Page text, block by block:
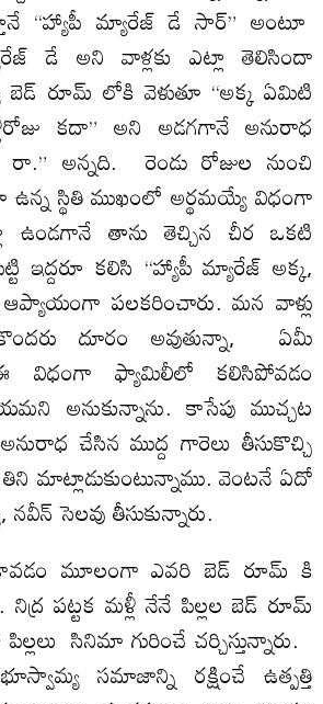
“హ్యాపీ మ్యారేజ్ డే సార్” అంటూ
డే అని వాళ్లకు ఎట్లా తెలిసిందా
బెడ్ రూమ్ లోకి వెళుతూ “అక్క ఏమిటి
కదా” అని అడగగానే అనురాధ
రా.” అన్నది. రెండు రోజుల నుంచి
ఉన్న స్థితి ముఖంలో అర్థమయ్యే విధంగా
ఉండగానే తాను తెచ్చిన చీర ఒకటి
ఇద్దరూ కలిసి “హ్యాపీ మ్యారేజ్ అక్క,
పలకరించారు. మన వాళ్లు
కొందరు దూరం అవుతున్నా, ఏమీ
ఈ విధంగా ఫ్యామిలీలో కలిసిపోవడం
అనుకున్నాను. కాసేపు ముచ్చట
అనురాధ చేసిన ముద్ద గారెలు తీసుకొచ్చి
మాట్లాడుకుంటున్నాము. వెంటనే ఏదో
సెలవు తీసుకున్నారు.
మూలంగా ఎవరి బెడ్ రూమ్ కి
పట్టక మళ్లీ నేనే పిల్లల బెడ్ రూమ్
సినిమా గురించే చర్చిస్తున్నారు.
సమాజాన్ని రక్షించే ఉత్పత్తి